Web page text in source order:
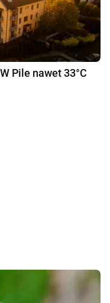
Pile nawet 33°C